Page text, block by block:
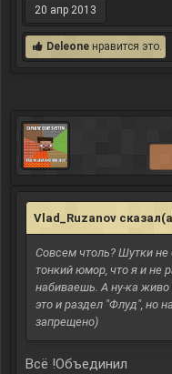
20 апр 2013
Deleone нравится это.
Vlad_Ruzanov
Совсем чтоль? Шутки
тонкий юмор, что я и не
набиваешь. А ну-ка
это и раздел "Флуд", но
запрещено)
Всё !Объединил